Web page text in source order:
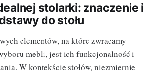
stolarki: znaczenie i
do stołu
elementów, na które zwracamy
mebli, jest ich funkcjonalność i
W kontekście stołów, niezmiernie